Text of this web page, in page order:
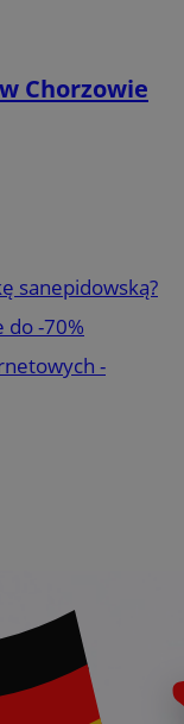
Chorzowie
sanepidowską?
do -70%
-